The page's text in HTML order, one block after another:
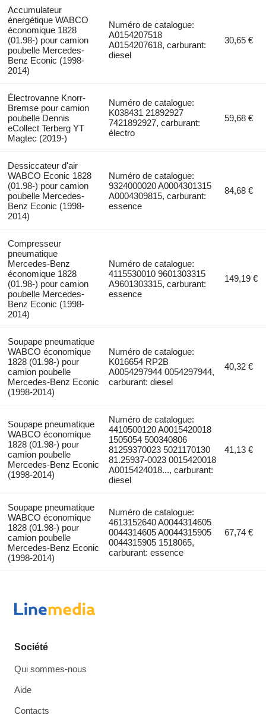
Accumulateur
énergétique WABCO
économique 1828
(01.98-) pour camion
poubelle Mercedes-
Benz Econic (1998-
2014)
Numéro de catalogue:
A0154207518
A0154207618, carburant:
diesel
30,65 €
Électrovanne Knorr-
Bremse pour camion
poubelle Dennis
eCollect Terberg YT
Magtec (2019-)
Numéro de catalogue:
K038431 21892927
7421892927, carburant:
électro
59,68 €
Dessiccateur d'air
WABCO Econic 1828
(01.98-) pour camion
poubelle Mercedes-
Benz Econic (1998-
2014)
Numéro de catalogue:
9324000020 A0004301315
A0004309815, carburant:
essence
84,68 €
Compresseur
pneumatique
Mercedes-Benz
économique 1828
(01.98-) pour camion
poubelle Mercedes-
Benz Econic (1998-
2014)
Numéro de catalogue:
4115530010 9601303315
A9601303315, carburant:
essence
149,19 €
Soupape pneumatique
WABCO économique
1828 (01.98-) pour
camion poubelle
Mercedes-Benz Econic
(1998-2014)
Numéro de catalogue:
K016654 RP2B
A0054297944 0054297944,
carburant: diesel
40,32 €
Soupape pneumatique
WABCO économique
1828 (01.98-) pour
camion poubelle
Mercedes-Benz Econic
(1998-2014)
Numéro de catalogue:
4410500120 A0015420018
1505054 500340806
81259370023 5021170130
81.25937-0023 0015420018
A0015424018..., carburant:
diesel
41,13 €
Soupape pneumatique
WABCO économique
1828 (01.98-) pour
camion poubelle
Mercedes-Benz Econic
(1998-2014)
Numéro de catalogue:
4613152640 A0044314605
0044314605 A0044315905
0044315905 1518065,
carburant: essence
67,74 €
Société
Qui sommes-nous
Aide
Contacts